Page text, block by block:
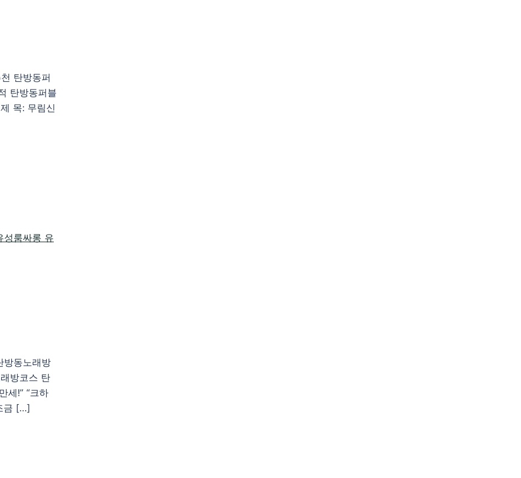
탄방동퍼
탄방동퍼블
목: 무림신
방동노래방
방코스 탄
세!” “크하
금 […]